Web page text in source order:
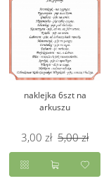
naklejka 6szt na
arkuszu
3,00 zł 5,00 zł